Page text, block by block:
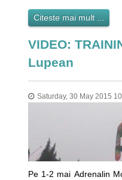
Citeste mai mult ...
VIDEO:
Lupean
Saturday, 30 May 2015
Pe 1-2 mai Adrenalin